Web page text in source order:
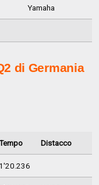
Yamaha
di Germania
Distacco
1'20.236